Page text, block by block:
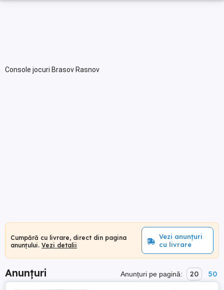
Console jocuri Brasov Rasnov
Cumpără cu livrare, direct din pagina
anunțului. Vezi detalii
Vezi anunțuri
cu livrare
Anunțuri Anunțuri pe pagină: 20 50